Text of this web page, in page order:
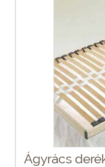
Ágyrács